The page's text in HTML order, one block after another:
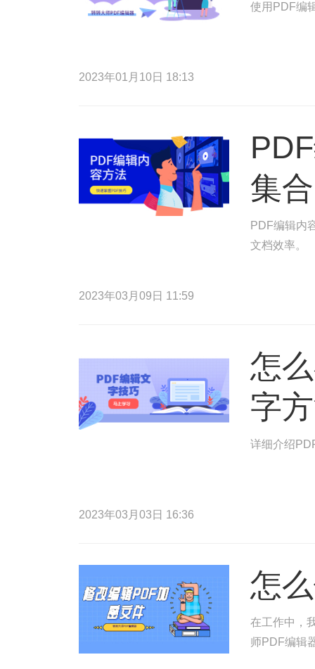
使用PDF编
2023年01月10日 18:13
集合
PDF编辑内
文档效率。
2023年03月09日 11:59
怎
字
详细介绍
2023年03月03日 16:36
怎
在工作中，
师PDF编辑